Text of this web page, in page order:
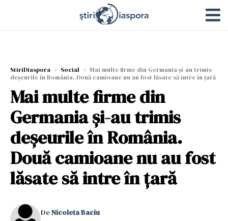
StiriDiaspora › Social › Mai multe firme din Germania și-au trimis
deșeurile în România. Două camioane nu au fost lăsate să intre în țară
Mai multe firme din
Germania și-au trimis
deșeurile în România.
Două camioane nu au fost
lăsate să intre în țară
DeNicoleta Baciu